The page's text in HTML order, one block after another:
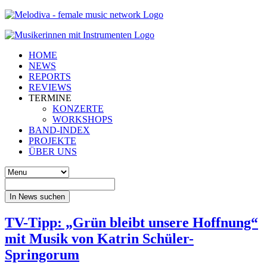
HOME
NEWS
REPORTS
REVIEWS
TERMINE
KONZERTE
WORKSHOPS
BAND-INDEX
PROJEKTE
ÜBER UNS
In News suchen
TV-Tipp: „Grün bleibt unsere Hoffnung“
mit Musik von Katrin Schüler-
Springorum